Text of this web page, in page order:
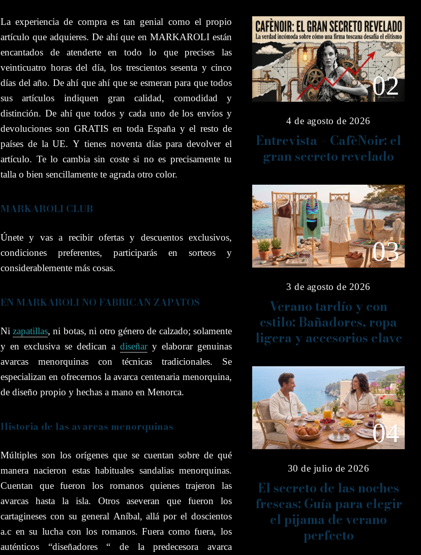
La experiencia de compra es tan genial como el propio
artículo que adquieres. De ahí que en MARKAROLI están
encantados de atenderte en todo lo que precises las
veinticuatro horas del día, los trescientos sesenta y cinco
días del año. De ahí que ahí que se esmeran para que todos
sus artículos indiquen gran calidad, comodidad y
distinción. De ahí que todos y cada uno de los envíos y
devoluciones son GRATIS en toda España y el resto de
países de la UE. Y tienes noventa días para devolver el
artículo. Te lo cambia sin coste si no es precisamente tu
talla o bien sencillamente te agrada otro color.
MARKAROLI CLUB
Únete y vas a recibir ofertas y descuentos exclusivos,
condiciones preferentes, participarás en sorteos y
considerablemente más cosas.
EN MARKAROLI NO FABRICAN ZAPATOS
Ni zapatillas, ni botas, ni otro género de calzado; solamente
y en exclusiva se dedican a diseñary elaborar genuinas
avarcas menorquinas con técnicas tradicionales. Se
especializan en ofrecernos la avarca centenaria menorquina,
de diseño propio y hechas a mano en Menorca.
Historia de las avarcas menorquinas
Múltiples son los orígenes que se cuentan sobre de qué
manera nacieron estas habituales sandalias menorquinas.
Cuentan que fueron los romanos quienes trajeron las
avarcas hasta la isla. Otros aseveran que fueron los
cartagineses con su general Aníbal, allá por el doscientos
a.c en su lucha con los romanos. Fuera como fuera, los
auténticos “diseñadores “ de la predecesora avarca
02
4 de agosto de 2026
Entrevista – CafèNoir: el
gran secreto revelado
03
3 de agosto de 2026
Verano tardío y con
estilo: Bañadores, ropa
ligera y accesorios clave
04
30 de julio de 2026
El secreto de las noches
frescas: Guía para elegir
el pijama de verano
perfecto